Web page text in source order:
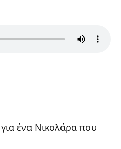
ένα Νικολάρα που